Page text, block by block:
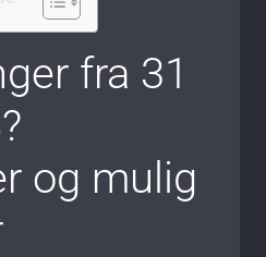
fra 31
og mulig